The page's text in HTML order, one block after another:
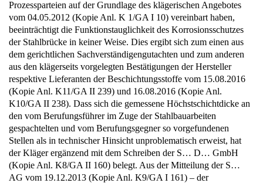
Prozessparteien auf der Grundlage des klägerischen Angebotes
vom 04.05.2012 (Kopie Anl. K 1/GA I 10) vereinbart haben,
beeinträchtigt die Funktionstauglichkeit des Korrosionsschutzes
der Stahlbrücke in keiner Weise. Dies ergibt sich zum einen aus
dem gerichtlichen Sachverständigengutachten und zum anderen
aus den klägerseits vorgelegten Bestätigungen der Hersteller
respektive Lieferanten der Beschichtungsstoffe vom 15.08.2016
(Kopie Anl. K11/GA II 239) und 16.08.2016 (Kopie Anl.
K10/GA II 238). Dass sich die gemessene Höchstschichtdicke an
den vom Berufungsführer im Zuge der Stahlbauarbeiten
gespachtelten und vom Berufungsgegner so vorgefundenen
Stellen als in technischer Hinsicht unproblematisch erweist, hat
der Kläger ergänzend mit dem Schreiben der S… D… GmbH
(Kopie Anl. K8/GA II 160) belegt. Aus der Mitteilung der S…
AG vom 19.12.2013 (Kopie Anl. K9/GA I 161) – der